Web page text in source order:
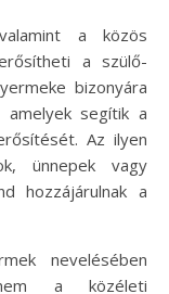
a közös
a szülő-
bizonyára
segítik a
Az ilyen
ünnepek vagy
hozzájárulnak a
nevelésében
a közéleti